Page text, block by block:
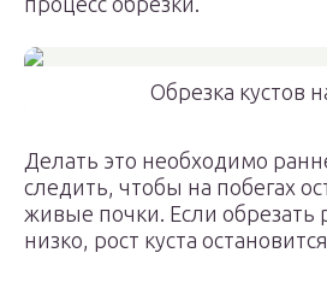
Обрезка кустов
Делать это необходимо
следить, чтобы на побегах
живые почки. Если обрезать
низко, рост куста